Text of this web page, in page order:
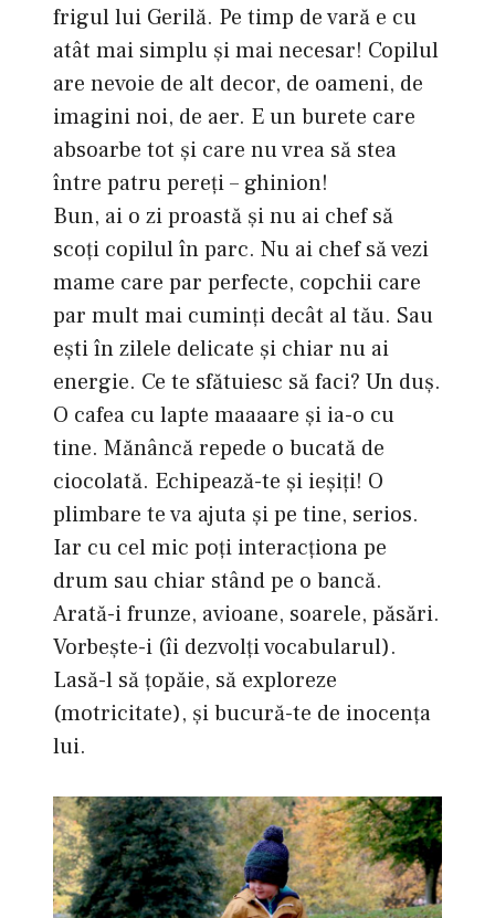
frigul lui Gerilă. Pe timp de vară e cu
atât mai simplu şi mai necesar! Copilul
are nevoie de alt decor, de oameni, de
imagini noi, de aer. E un burete care
absoarbe tot şi care nu vrea să stea
între patru pereţi – ghinion!
Bun, ai o zi proastă şi nu ai chef să
scoţi copilul în parc. Nu ai chef să vezi
mame care par perfecte, copchii care
par mult mai cuminţi decât al tău. Sau
eşti în zilele delicate şi chiar nu ai
energie. Ce te sfătuiesc să faci? Un duş.
O cafea cu lapte maaaare şi ia-o cu
tine. Mănâncă repede o bucată de
ciocolată. Echipează-te şi ieşiţi! O
plimbare te va ajuta şi pe tine, serios.
Iar cu cel mic poţi interacţiona pe
drum sau chiar stând pe o bancă.
Arată-i frunze, avioane, soarele, păsări.
Vorbeşte-i (îi dezvolţi vocabularul).
Lasă-l să ţopăie, să exploreze
(motricitate), şi bucură-te de inocenţa
lui.